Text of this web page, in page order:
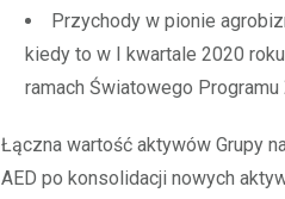
Przychody w pionie
kiedy to w I kwartale 2020
ramach Światowego
Łączna wartość aktywów Grupy
AED po konsolidacji nowych